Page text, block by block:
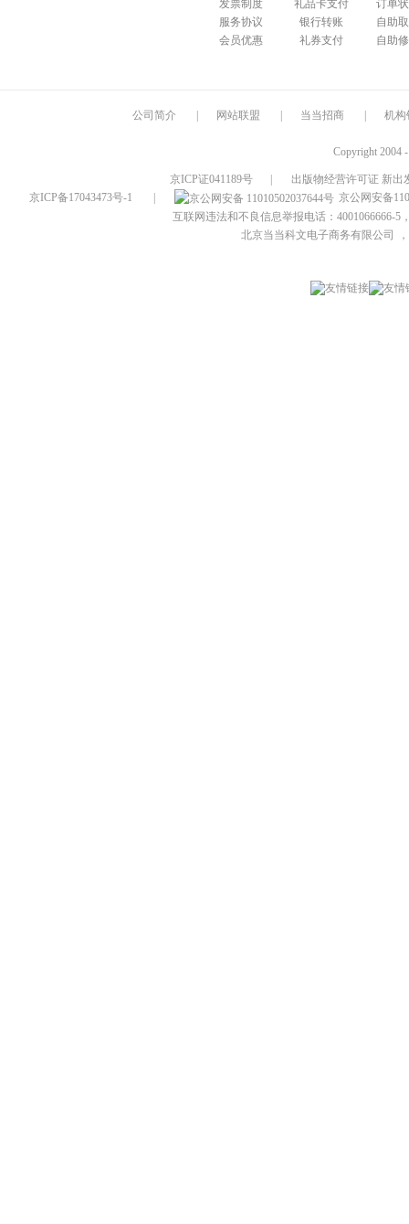
发票制度
服务协议
会员优惠
礼品卡支付
银行转账
礼券支付
订单
自助
自助
公司简介 网站联盟 当当招商 机构
Copyright 2004
京ICP证041189号
出版物经营许可证 新出
京ICP备17043473号-1
京公网安备
互联网违法和不良信息举报电话：4001066666-5
北京当当科文电子商务有限公司